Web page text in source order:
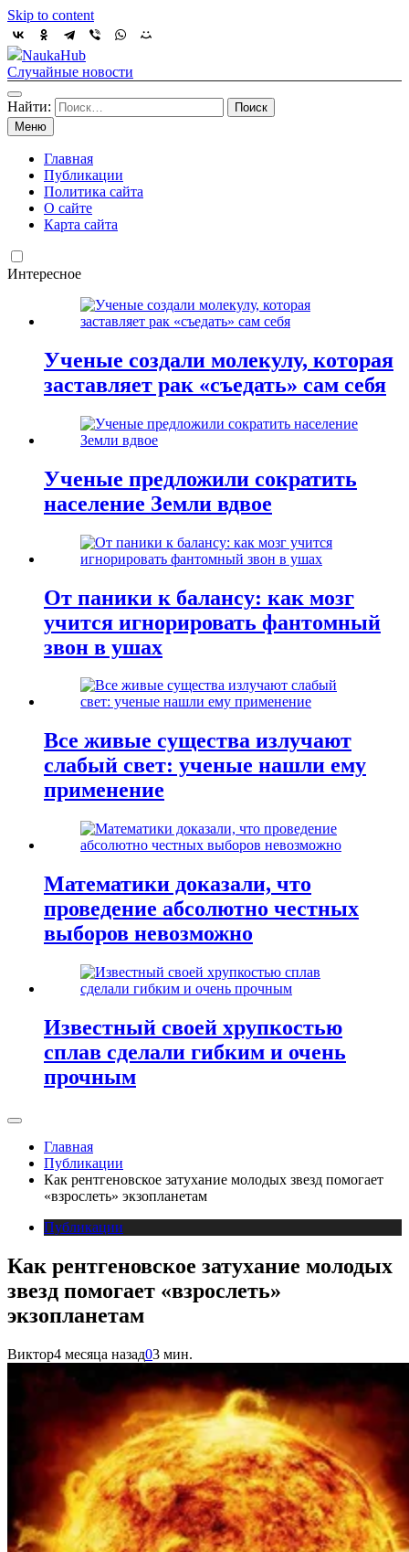
Skip to content
NaukaHub
Случайные новости
Найти:
Меню
Главная
Публикации
Политика сайта
О сайте
Карта сайта
Интересное
Ученые создали молекулу, которая
заставляет рак «съедать» сам себя
Ученые предложили сократить
население Земли вдвое
От паники к балансу: как мозг
учится игнорировать фантомный
звон в ушах
Все живые существа излучают
слабый свет: ученые нашли ему
применение
Математики доказали, что
проведение абсолютно честных
выборов невозможно
Известный своей хрупкостью
сплав сделали гибким и очень
прочным
Главная
Публикации
Как рентгеновское затухание молодых звезд помогает
«взрослеть» экзопланетам
Публикации
Как рентгеновское затухание молодых
звезд помогает «взрослеть»
экзопланетам
Виктор4 месяца назад03 мин.